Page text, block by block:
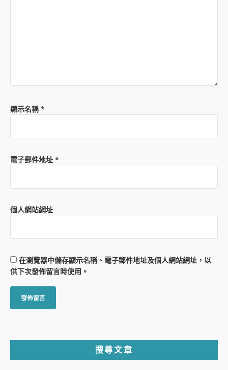
顯示名稱*
電子郵件地址 *
個人網站網址
在瀏覽器中儲存顯示名稱、電子郵件地址及個人網站網址，以
供下次發佈留言時使用。
搜尋文章